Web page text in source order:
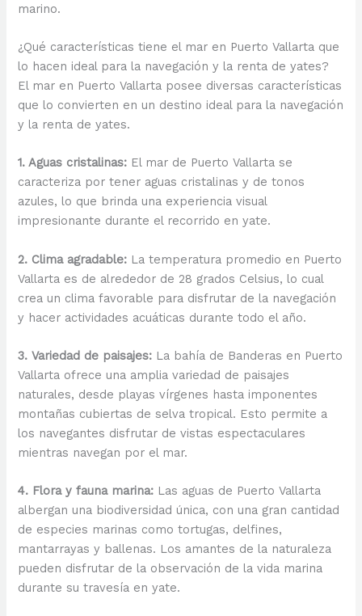
marino.
¿Qué características tiene el mar en Puerto Vallarta que
lo hacen ideal para la navegación y la renta de yates?
El mar en Puerto Vallarta posee diversas características
que lo convierten en un destino ideal para la navegación
y la renta de yates.
1. Aguas cristalinas: El mar de Puerto Vallarta se
caracteriza por tener aguas cristalinas y de tonos
azules, lo que brinda una experiencia visual
impresionante durante el recorrido en yate.
2. Clima agradable: La temperatura promedio en Puerto
Vallarta es de alrededor de 28 grados Celsius, lo cual
crea un clima favorable para disfrutar de la navegación
y hacer actividades acuáticas durante todo el año.
3. Variedad de paisajes: La bahía de Banderas en Puerto
Vallarta ofrece una amplia variedad de paisajes
naturales, desde playas vírgenes hasta imponentes
montañas cubiertas de selva tropical. Esto permite a
los navegantes disfrutar de vistas espectaculares
mientras navegan por el mar.
4. Flora y fauna marina: Las aguas de Puerto Vallarta
albergan una biodiversidad única, con una gran cantidad
de especies marinas como tortugas, delfines,
mantarrayas y ballenas. Los amantes de la naturaleza
pueden disfrutar de la observación de la vida marina
durante su travesía en yate.